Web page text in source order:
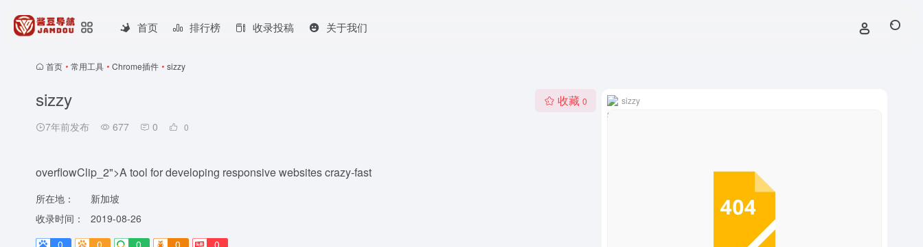
首页 排行榜 收录投稿 关于我们
首页 • 常用工具 • Chrome插件 • sizzy
sizzy
7年前发布 677 0 0
收藏 0
overflowClip_2">A tool for developing responsive websites crazy-fast
所在地：
新加坡
收录时间：
2019-08-26
0
0 0 0 0
sizzy